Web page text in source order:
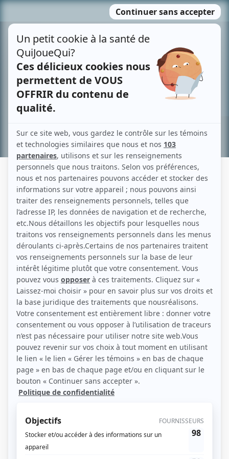
MENU
contenu
Recherche avancée »
FÉLIX COLLARD
(Source: Showbizz.net / Annie Diotte)
Liens
Fiche de Félix Collard sur Showbizz.net
Personnages